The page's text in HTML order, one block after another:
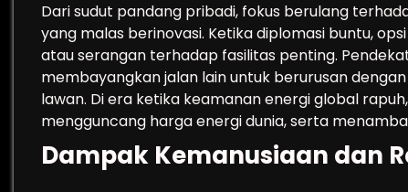
Dari sudut pandang pribadi, fokus berulang
yang malas berinovasi. Ketika diplomasi buntu,
atau serangan terhadap fasilitas penting.
membayangkan jalan lain untuk berurusan
lawan. Di era ketika keamanan energi global
mengguncang harga energi dunia, serta
Dampak Kemanusiaan dan